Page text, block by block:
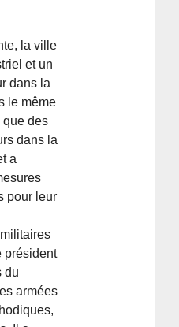
la ville
et un
dans la
le même
que des
dans la
a
pour leur
président
du
armées